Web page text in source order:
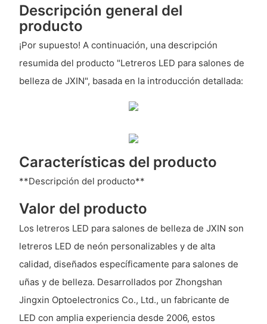
Descripción general del
producto
¡Por supuesto! A continuación, una descripción
resumida del producto "Letreros LED para salones de
belleza de JXIN", basada en la introducción detallada:
Características del producto
**Descripción del producto**
Valor del producto
Los letreros LED para salones de belleza de JXIN son
letreros LED de neón personalizables y de alta
calidad, diseñados específicamente para salones de
uñas y de belleza. Desarrollados por Zhongshan
Jingxin Optoelectronics Co., Ltd., un fabricante de
LED con amplia experiencia desde 2006, estos